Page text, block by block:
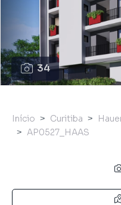
34
Início Curitiba
AP0527_HAAS